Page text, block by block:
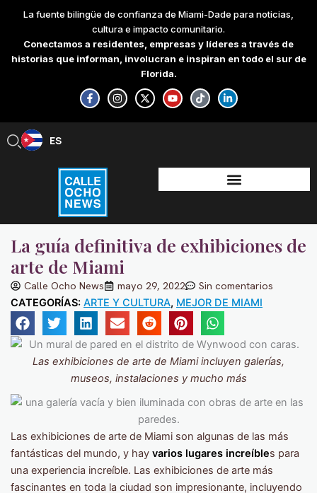
content
La fuente bilingüe de confianza de Miami-Dade para noticias,
cultura e impacto comunitario.
Conectamos a residentes, empresas y líderes a través de
historias que informan, involucran e inspiran en todo el sur de
Florida.
F
a
c
e
-
f
I
n
s
t
X
-
t
w
Y
o
u
t
T
i
k
t
L
i
n
k
-
i
n
ES
EN
La guía definitiva de exhibiciones de
arte de Miami
Calle Ocho News mayo 29, 2022 Sin comentarios
CATEGORÍAS: ARTE Y CULTURA, MEJOR DE MIAMI
Las exhibiciones de arte de Miami incluyen galerías,
museos, instalaciones y mucho más
Las exhibiciones de arte de Miami son algunas de las más
fantásticas del mundo, y hay varios lugares increíbles para
una experiencia increíble. Las exhibiciones de arte más
fascinantes en toda la ciudad son impresionante, incluyendo